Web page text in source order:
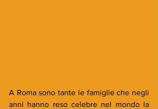
A Roma sono tante le famiglie che negli
anni hanno reso celebre nel mondo la